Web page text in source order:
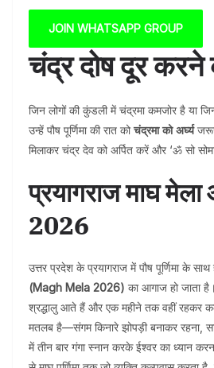
JOIN WHATSAPP GROUP
चंद्र दोष दूर करने
जिन लोगों की कुंडली में चंद्रमा कमजोर है या
उन्हें पौष पूर्णिमा की रात कोचंद्रमा को अर्घ्य
मिलाकर चंद्र देव को अर्पित करें और ‘ॐ सो
प्रयागराज माघ
2026
उत्तर प्रदेश के प्रयागराज में पौष पूर्णिमा के साथ
(Magh Mela 2026) का आगाज हो जाता
श्रद्धालु आते हैं और एक महीने तक वहीं रहकर
मतलब है—संगम किनारे झोपड़ी बनाकर रहना,
में तीन बार गंगा स्नान करके ईश्वर का ध्यान